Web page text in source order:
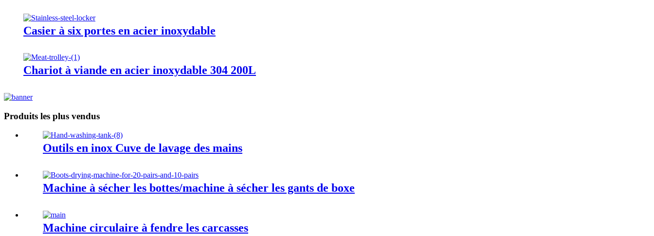
Casier à six portes en acier inoxydable
Chariot à viande en acier inoxydable 304 200L
Produits les plus vendus
Outils en inox Cuve de lavage des mains
Machine à sécher les bottes/machine à sécher les gants de boxe
Machine circulaire à fendre les carcasses